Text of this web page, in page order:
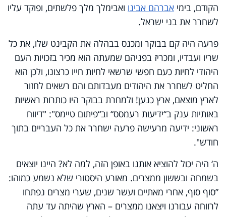
הקודם, בימי אברהם אבינו ואבימלך מלך פלשתים, ופוקד עליו
לשחרר את בני ישראל.
פרעה היה קם בבוקר ומכנס בבהלה את הקבינט שלו, את כל
שריו ועבדיו, ומכריז בפניהם שמעתה הוא מכיר בזכויות העם
היהודי לחיות כעם חפשי שרשאי לחיות חייו כרצונו, ולכן הוא
החליט לשחרר את היהודים מעבדותם והם רשאים לחזור
לארץ מוצאם, ארץ כנען! ולמחרת בבוקר היו כותרות ראשיות
באותיות ענק ב“ידיעות רעמסס“ וב“פיתום טיימס": "דיווח
ראשוני: ידיעה מרעישה פרעה ישחרר את כל העבריים בתוך
חודש".
ה‘ היה יכול להוציא אותנו באופן הזה, למה לא? היינו יוצאים
בשמחה ובששון ממצרים. מאורע היסטורי שלא נשמע כמוהו:
”סוף סוף, אחרי מאתיים ועשר שנים, שערי מצרים נפתחו
לרווחה עבורנו ויצאנו ממצרים – הארץ שהיתה עד עתה